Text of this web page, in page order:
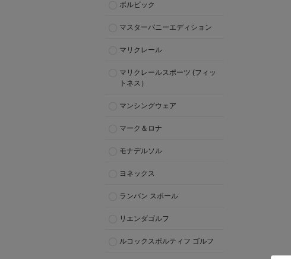
ボルビック
マスターバニーエディション
マリクレール
マリクレールスポーツ (フィッ
トネス）
マンシングウェア
マーク＆ロナ
モナデルソル
ヨネックス
ランバン スポール
リエンダゴルフ
ルコックスポルティフ ゴルフ